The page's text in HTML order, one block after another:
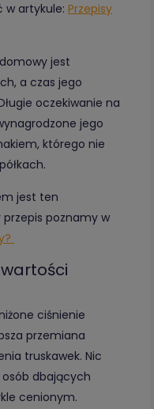
w artykule: Przepisy
jest
a czas jego
oczekiwanie na
jego
którego nie
jest ten
przepis poznamy w
ciśnienie
przemiana
truskawek. Nic
osób dbających
cenionym.